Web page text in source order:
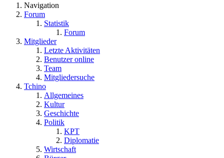
Navigation
Forum
Statistik
Forum
Mitglieder
Letzte Aktivitäten
Benutzer online
Team
Mitgliedersuche
Tchino
Allgemeines
Kultur
Geschichte
Politik
KPT
Diplomatie
Wirtschaft